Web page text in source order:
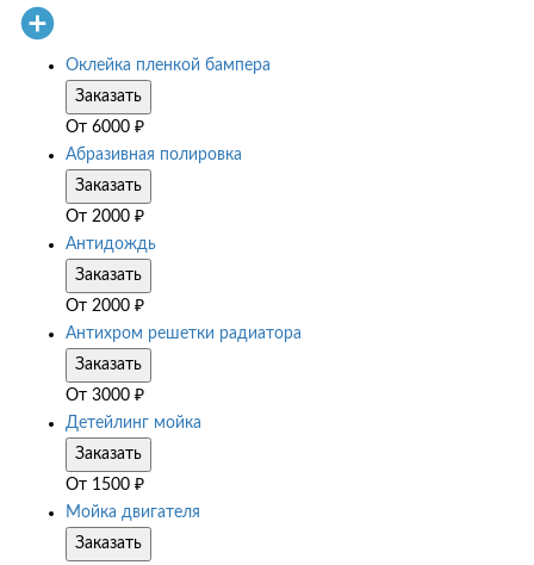
Оклейка пленкой бампера
Заказать
От 6000 ₽
Абразивная полировка
Заказать
От 2000 ₽
Антидождь
Заказать
От 2000 ₽
Антихром решетки радиатора
Заказать
От 3000 ₽
Детейлинг мойка
Заказать
От 1500 ₽
Мойка двигателя
Заказать